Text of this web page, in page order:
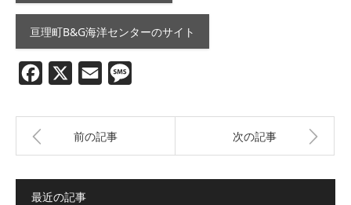
亘理町B&G海洋センターのサイト
Facebook Email
前の記事 次の記事
最近の記事